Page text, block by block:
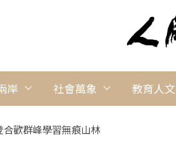
岸 社會萬象 教育人文
歡群峰學習無痕山林